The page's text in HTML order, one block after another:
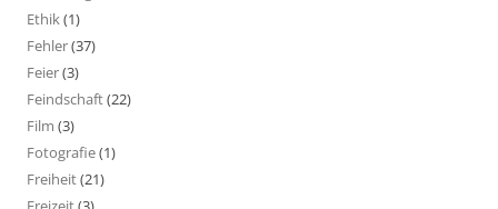
Ethik(1)
Fehler(37)
Feier(3)
Feindschaft(22)
Film (3)
Fotografie(1)
Freiheit(21)